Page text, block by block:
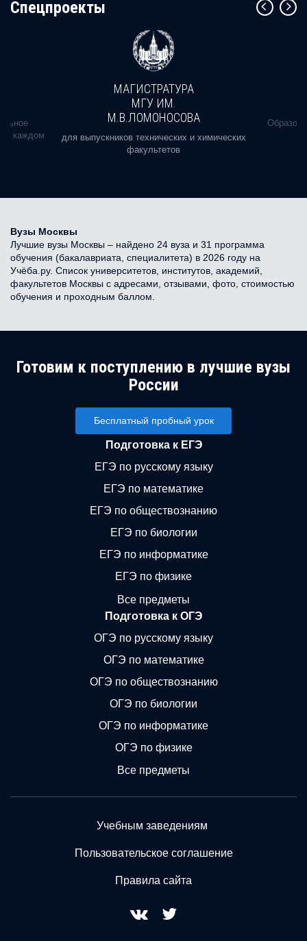
Cпецпроекты
в каждом
МАГИСТРАТУРА
МГУ ИМ.
М.В.ЛОМОНОСОВА
для выпускников технических и химических
факультетов
Вузы Москвы
Лучшие вузы Москвы – найдено 24 вуза и 31 программа
обучения (бакалавриата, специалитета) в 2026 году на
Учёба.ру. Список университетов, институтов, академий,
факультетов Москвы с адресами, отзывами, фото, стоимостью
обучения и проходным баллом.
Готовим к поступлению в лучшие вузы
России
Бесплатный пробный урок
Подготовка к ЕГЭ
ЕГЭ по русскому языку
ЕГЭ по математике
ЕГЭ по обществознанию
ЕГЭ по биологии
ЕГЭ по информатике
ЕГЭ по физике
Все предметы
Подготовка к ОГЭ
ОГЭ по русскому языку
ОГЭ по математике
ОГЭ по обществознанию
ОГЭ по биологии
ОГЭ по информатике
ОГЭ по физике
Все предметы
Учебным заведениям
Пользовательское соглашение
Правила сайта